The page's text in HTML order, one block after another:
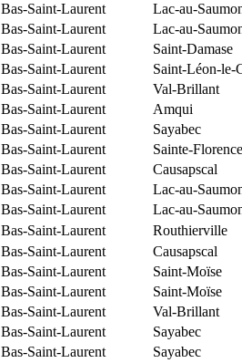
Bas-Saint-Laurent
Lac-au-
Bas-Saint-Laurent
Lac-au-
Bas-Saint-Laurent
Saint-Damase
Bas-Saint-Laurent
Saint-Léon-le-
Bas-Saint-Laurent
Val-Brillant
Bas-Saint-Laurent
Amqui
Bas-Saint-Laurent
Sayabec
Bas-Saint-Laurent
Sainte-Florence
Bas-Saint-Laurent
Causapscal
Bas-Saint-Laurent
Lac-au-
Bas-Saint-Laurent
Lac-au-
Bas-Saint-Laurent
Routhierville
Bas-Saint-Laurent
Causapscal
Bas-Saint-Laurent
Saint-Moïse
Bas-Saint-Laurent
Saint-Moïse
Bas-Saint-Laurent
Val-Brillant
Bas-Saint-Laurent
Sayabec
Bas-Saint-Laurent
Sayabec